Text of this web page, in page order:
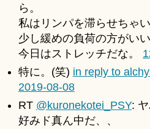
ら。
私はリンパを滞らせちゃ
少し緩めの負荷の方がいい
今日はストレッチだな。
特に。(笑) in reply to
2019-08-08
RT @kuronekotei_PSY: ヤ
好みド真ん中だ、、